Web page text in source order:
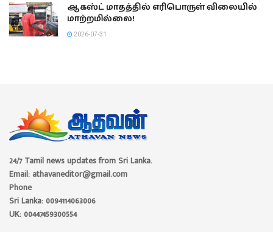
ஆகஸ்ட் மாதத்தில் எரிபொருள் விலையில்
மாற்றமில்லை!
2026-07-31
24/7 Tamil news updates from Sri Lanka.
Email: athavaneditor@gmail.com
Phone
Sri Lanka: 0094114063006
UK: 00447459300554